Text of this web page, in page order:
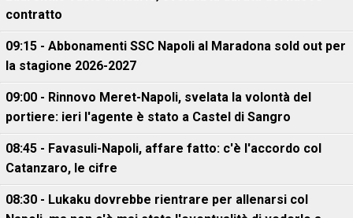
contratto
09:15 - Abbonamenti SSC Napoli al Maradona sold out per
la stagione 2026-2027
09:00 - Rinnovo Meret-Napoli, svelata la volontà del
portiere: ieri l'agente è stato a Castel di Sangro
08:45 - Favasuli-Napoli, affare fatto: c'è l'accordo col
Catanzaro, le cifre
08:30 - Lukaku dovrebbe rientrare per allenarsi col